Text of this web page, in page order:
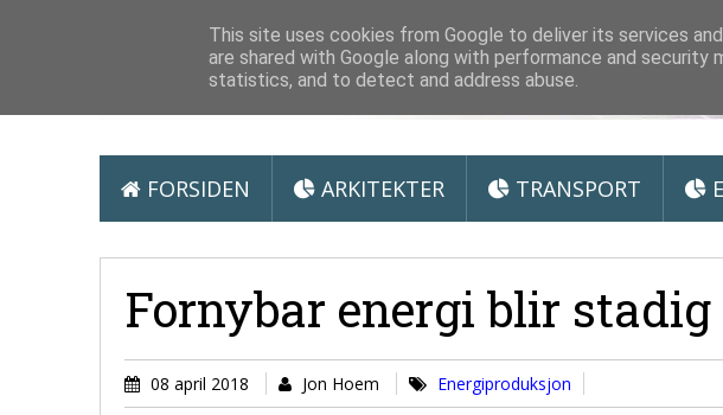
Arkitektur &
FORSIDEN ARKITEKTER TRANSPORT
Fornybar energi blir
08 april 2018 Jon Hoem Energiproduksjon
This site uses cookies from Google to deliver its services
are shared with Google along with performance and
statistics, and to detect and address abuse.